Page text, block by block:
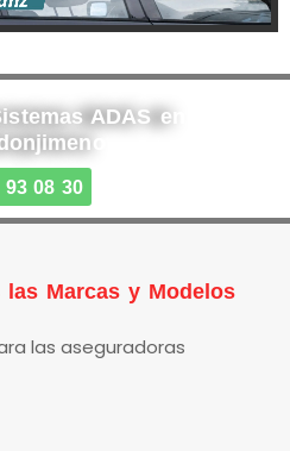
ADAS en
93 08 30
las Marcas y Modelos
las aseguradoras